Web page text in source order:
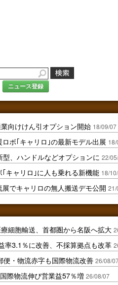
ニュース登録
向けけん引オプション開始 18/09/07
ボ｢キャリロ｣の最新モデル出展
、ハンドルなどオプションに 22/
キャリロ｣に人も乗れる新機能 18/
でキャリロの無人搬送デモ公開 21/
細胞輸送、首都圏から名阪へ拡大
率3.1％に改善、不採算拠点も改革
便・物流赤字も国際物流改善 26/08/
際物流伸び営業益57％増 26/08/07